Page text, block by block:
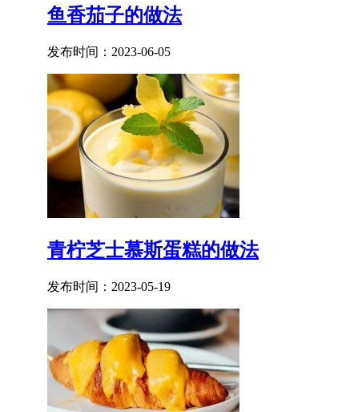
鱼香茄子的做法
发布时间：2023-06-05
青柠芝士慕斯蛋糕的做法
发布时间：2023-05-19